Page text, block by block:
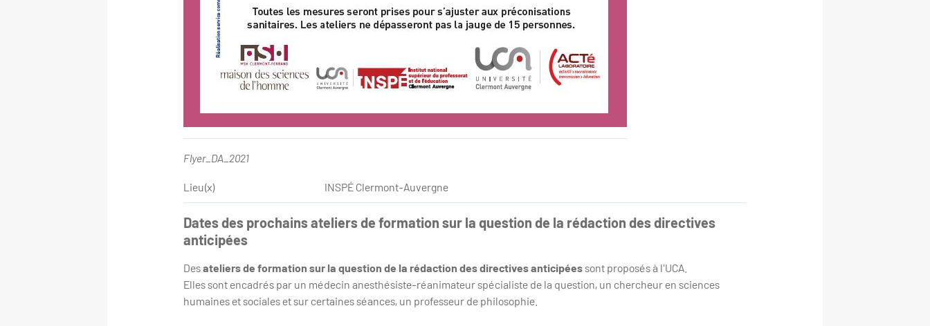
Flyer_DA_2021
Lieu(x) INSPÉ Clermont-Auvergne
Dates des prochains ateliers de formation sur la question de la rédaction des directives
anticipées
Desateliers de formation sur la question de la rédaction des directives anticipéessont proposés à l'UCA.
Elles sont encadrés par un médecin anesthésiste-réanimateur spécialiste de la question, un chercheur en sciences
humaines et sociales et sur certaines séances, un professeur de philosophie.